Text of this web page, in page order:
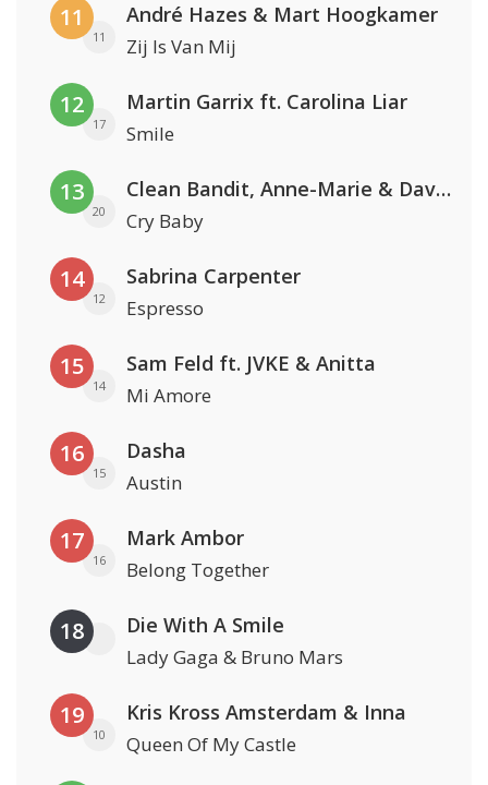
11
11
André Hazes & Mart Hoogkamer
Zij Is Van Mij
12
17
Martin Garrix ft. Carolina Liar
Smile
13
20
Clean Bandit, Anne-Marie & David Guetta
Cry Baby
14
12
Sabrina Carpenter
Espresso
15
14
Sam Feld ft. JVKE & Anitta
Mi Amore
16
15
Dasha
Austin
17
16
Mark Ambor
Belong Together
18 Die With A Smile
Lady Gaga & Bruno Mars
19
10
Kris Kross Amsterdam & Inna
Queen Of My Castle